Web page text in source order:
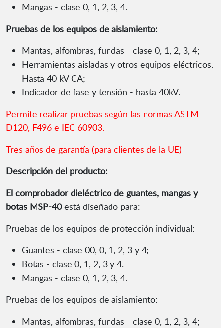
Mangas - clase 0, 1, 2, 3, 4.
Pruebas de los equipos de aislamiento:
Mantas, alfombras, fundas - clase 0, 1, 2, 3, 4;
Herramientas aisladas y otros equipos eléctricos.
Hasta 40 kV CA;
Indicador de fase y tensión - hasta 40kV.
Permite realizar pruebas según las normas ASTM
D120, F496 e IEC 60903.
Tres años de garantía (para clientes de la UE)
Descripción del producto:
El comprobador dieléctrico de guantes, mangas y
botas MSP-40está diseñado para:
Pruebas de los equipos de protección individual:
Guantes - clase 00, 0, 1, 2, 3 y 4;
Botas - clase 0, 1, 2, 3 y 4.
Mangas - clase 0, 1, 2, 3, 4.
Pruebas de los equipos de aislamiento:
Mantas, alfombras, fundas - clase 0, 1, 2, 3, 4;